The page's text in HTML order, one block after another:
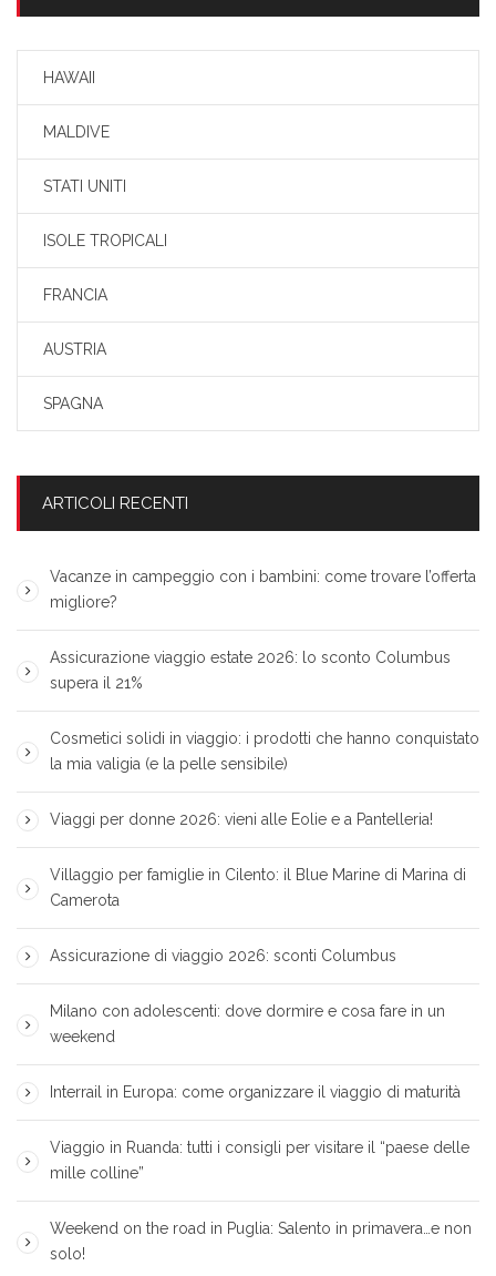
HAWAII
MALDIVE
STATI UNITI
ISOLE TROPICALI
FRANCIA
AUSTRIA
SPAGNA
ARTICOLI RECENTI
Vacanze in campeggio con i bambini: come trovare l’offerta
migliore?
Assicurazione viaggio estate 2026: lo sconto Columbus
supera il 21%
Cosmetici solidi in viaggio: i prodotti che hanno conquistato
la mia valigia (e la pelle sensibile)
Viaggi per donne 2026: vieni alle Eolie e a Pantelleria!
Villaggio per famiglie in Cilento: il Blue Marine di Marina di
Camerota
Assicurazione di viaggio 2026: sconti Columbus
Milano con adolescenti: dove dormire e cosa fare in un
weekend
Interrail in Europa: come organizzare il viaggio di maturità
Viaggio in Ruanda: tutti i consigli per visitare il “paese delle
mille colline”
Weekend on the road in Puglia: Salento in primavera…e non
solo!